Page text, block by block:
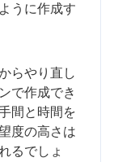
うに作成す
らやり直し
で作成でき
間と時間を
度の高さは
るでしょ